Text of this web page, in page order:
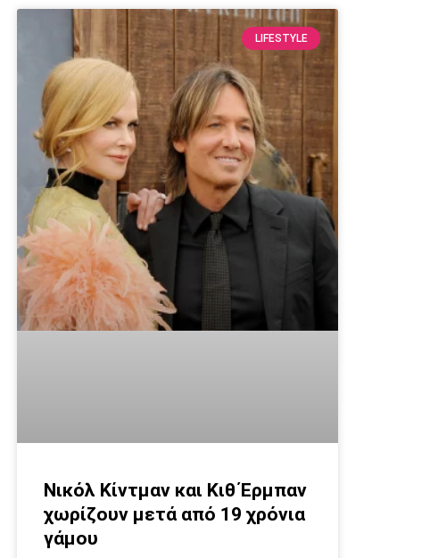
LIFESTYLE
Νικόλ Κίντμαν και Κιθ Έρμπαν
χωρίζουν μετά από 19 χρόνια
γάμου